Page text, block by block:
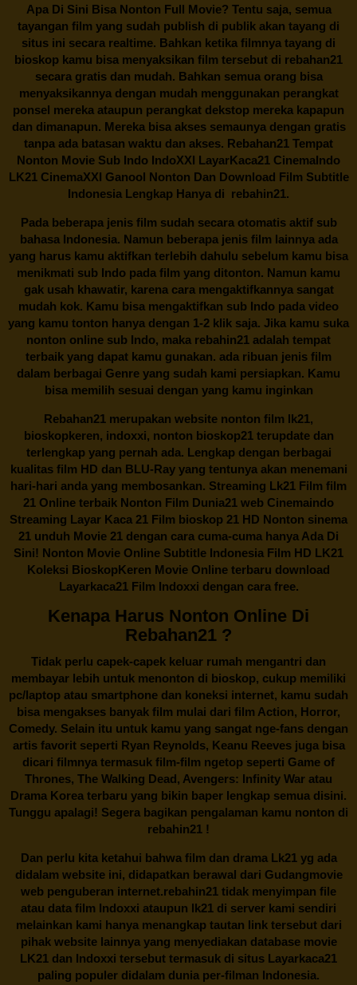
Apa Di Sini Bisa Nonton Full Movie? Tentu saja, semua
tayangan film yang sudah publish di publik akan tayang di
situs ini secara realtime. Bahkan ketika filmnya tayang di
bioskop kamu bisa menyaksikan film tersebut di rebahan21
secara gratis dan mudah. Bahkan semua orang bisa
menyaksikannya dengan mudah menggunakan perangkat
ponsel mereka ataupun perangkat dekstop mereka kapapun
dan dimanapun. Mereka bisa akses semaunya dengan gratis
tanpa ada batasan waktu dan akses. Rebahan21 Tempat
Nonton Movie Sub Indo IndoXXI LayarKaca21 CinemaIndo
LK21 CinemaXXI Ganool Nonton Dan Download Film Subtitle
Indonesia Lengkap Hanya di rebahin21.
Pada beberapa jenis film sudah secara otomatis aktif sub
bahasa Indonesia. Namun beberapa jenis film lainnya ada
yang harus kamu aktifkan terlebih dahulu sebelum kamu bisa
menikmati sub Indo pada film yang ditonton. Namun kamu
gak usah khawatir, karena cara mengaktifkannya sangat
mudah kok. Kamu bisa mengaktifkan sub Indo pada video
yang kamu tonton hanya dengan 1-2 klik saja. Jika kamu suka
nonton online sub Indo, maka rebahin21 adalah tempat
terbaik yang dapat kamu gunakan. ada ribuan jenis film
dalam berbagai Genre yang sudah kami persiapkan. Kamu
bisa memilih sesuai dengan yang kamu inginkan
Rebahan21 merupakan website nonton film lk21,
bioskopkeren, indoxxi, nonton bioskop21 terupdate dan
terlengkap yang pernah ada. Lengkap dengan berbagai
kualitas film HD dan BLU-Ray yang tentunya akan menemani
hari-hari anda yang membosankan. Streaming Lk21 Film film
21 Online terbaik Nonton Film Dunia21 web Cinemaindo
Streaming Layar Kaca 21 Film bioskop 21 HD Nonton sinema
21 unduh Movie 21 dengan cara cuma-cuma hanya Ada Di
Sini! Nonton Movie Online Subtitle Indonesia Film HD LK21
Koleksi BioskopKeren Movie Online terbaru download
Layarkaca21 Film Indoxxi dengan cara free.
Kenapa Harus Nonton Online Di
Rebahan21 ?
Tidak perlu capek-capek keluar rumah mengantri dan
membayar lebih untuk menonton di bioskop, cukup memiliki
pc/laptop atau smartphone dan koneksi internet, kamu sudah
bisa mengakses banyak film mulai dari film Action, Horror,
Comedy. Selain itu untuk kamu yang sangat nge-fans dengan
artis favorit seperti Ryan Reynolds, Keanu Reeves juga bisa
dicari filmnya termasuk film-film ngetop seperti Game of
Thrones, The Walking Dead, Avengers: Infinity War atau
Drama Korea terbaru yang bikin baper lengkap semua disini.
Tunggu apalagi! Segera bagikan pengalaman kamu nonton di
rebahin21 !
Dan perlu kita ketahui bahwa film dan dramaLk21yg ada
didalam website ini, didapatkan berawal dari Gudangmovie
web penguberan internet.rebahin21 tidak menyimpan file
atau data film Indoxxi ataupun lk21 di server kami sendiri
melainkan kami hanya menangkap tautan link tersebut dari
pihak website lainnya yang menyediakan database movie
LK21 dan Indoxxi tersebut termasuk di situs Layarkaca21
paling populer didalam dunia per-filman Indonesia.